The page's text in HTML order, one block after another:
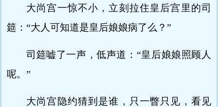
大尚宫一惊不小，立刻拉住皇后宫里的司
筵：“大人可知道是皇后娘娘病了么？”
司筵嘘了一声，低声道：“皇后娘娘照顾人
呢。”
大尚宫隐约猜到是谁，只一瞥只见，看见